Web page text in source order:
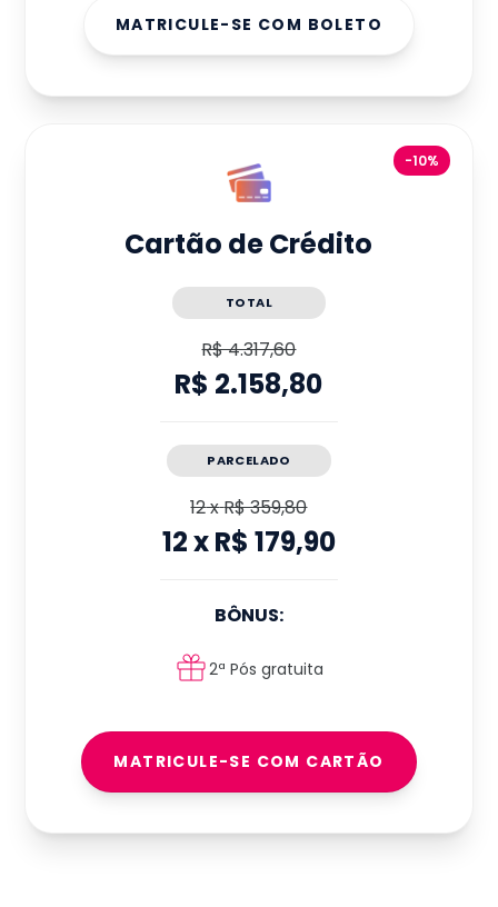
MATRICULE-SE COM BOLETO
-10%
Cartão de Crédito
TOTAL
R$ 4.317,60
R$ 2.158,80
PARCELADO
12xR$ 359,80
12xR$ 179,90
BÔNUS:
2ª Pós gratuita
MATRICULE-SE COM CARTÃO